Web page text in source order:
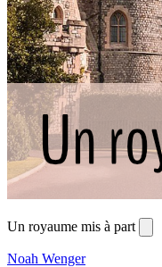
Un royaume mis à part
Noah Wenger